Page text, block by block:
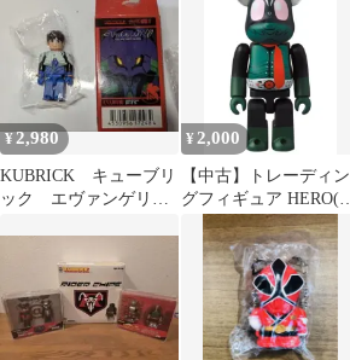
¥2,980
KUBRICK キューブリ
ック エヴァンゲリオ
¥ 2,000
【中古】トレーディン
グフィギュア HERO(シ
ン・仮面ライダー/仮面
ライダー第1号) 「BE＠
RBRICK-ベアブリック-
シリーズ46」